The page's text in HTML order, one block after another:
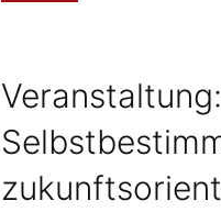
tagged!
RFID”,
29.02.-01.03.2024,